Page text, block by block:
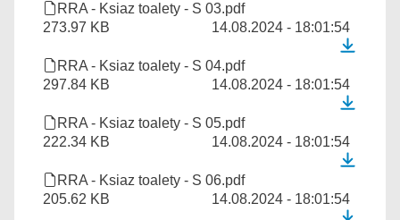
RRA - Ksiaz toalety - S 03.pdf
273.97 KB
14.08.2024 - 18:01:54
RRA - Ksiaz toalety - S 04.pdf
297.84 KB
14.08.2024 - 18:01:54
RRA - Ksiaz toalety - S 05.pdf
222.34 KB
14.08.2024 - 18:01:54
RRA - Ksiaz toalety - S 06.pdf
205.62 KB
14.08.2024 - 18:01:54